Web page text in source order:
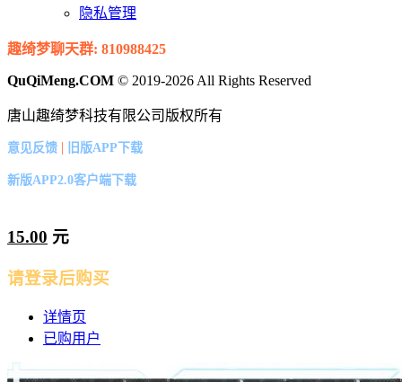
隐私管理
趣绮梦聊天群: 810988425
QuQiMeng.COM © 2019-2026 All Rights Reserved
唐山趣绮梦科技有限公司版权所有
意见反馈 | 旧版APP下载
新版APP2.0客户端下载
15.00 元
请登录后购买
详情页
已购用户